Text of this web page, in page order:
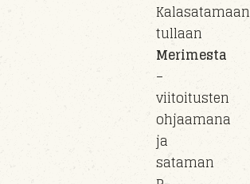
Kalasatamaan
tullaan
Merimesta
–
viitoitusten
ohjaamana
ja
sataman